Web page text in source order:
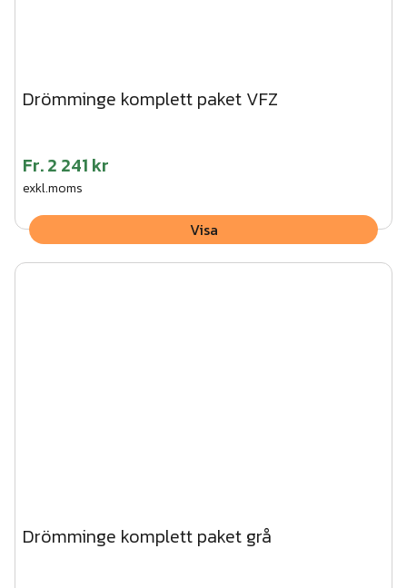
Drömminge komplett paket VFZ
Fr.2 241 kr
exkl.moms
Visa
Drömminge komplett paket grå